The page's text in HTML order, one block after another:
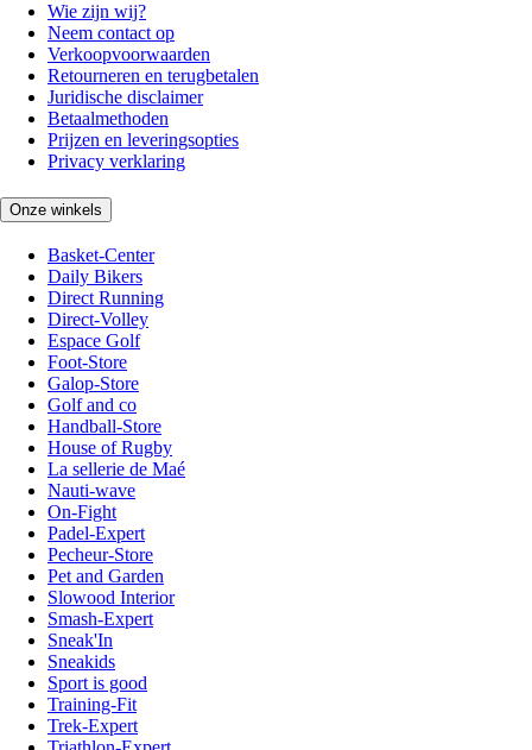
Wie zijn wij?
Neem contact op
Verkoopvoorwaarden
Retourneren en terugbetalen
Juridische disclaimer
Betaalmethoden
Prijzen en leveringsopties
Privacy verklaring
Onze winkels
Basket-Center
Daily Bikers
Direct Running
Direct-Volley
Espace Golf
Foot-Store
Galop-Store
Golf and co
Handball-Store
House of Rugby
La sellerie de Maé
Nauti-wave
On-Fight
Padel-Expert
Pecheur-Store
Pet and Garden
Slowood Interior
Smash-Expert
Sneak'In
Sneakids
Sport is good
Training-Fit
Trek-Expert